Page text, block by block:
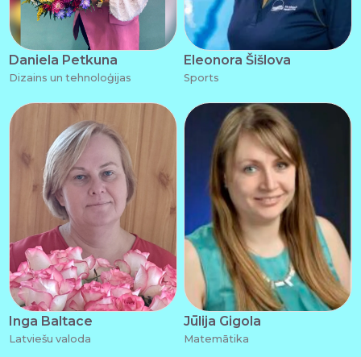
Daniela Petkuna
Dizains un tehnoloģijas
Eleonora Šišlova
Sports
Inga Baltace
Latviešu valoda
Jūlija Gigola
Matemātika